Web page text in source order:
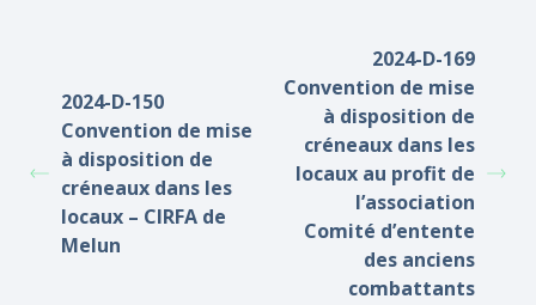
2024-D-150
Convention de mise
à disposition de
créneaux dans les
locaux – CIRFA de
Melun
2024-D-169
Convention de mise
à disposition de
créneaux dans les
locaux au profit de
l’association
Comité d’entente
des anciens
combattants